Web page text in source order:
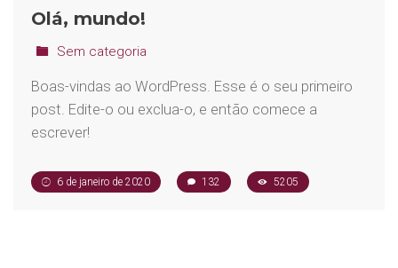
Olá, mundo!
Sem categoria
Boas-vindas ao WordPress. Esse é o seu primeiro
post. Edite-o ou exclua-o, e então comece a
escrever!
6 de janeiro de 2020 132 5205